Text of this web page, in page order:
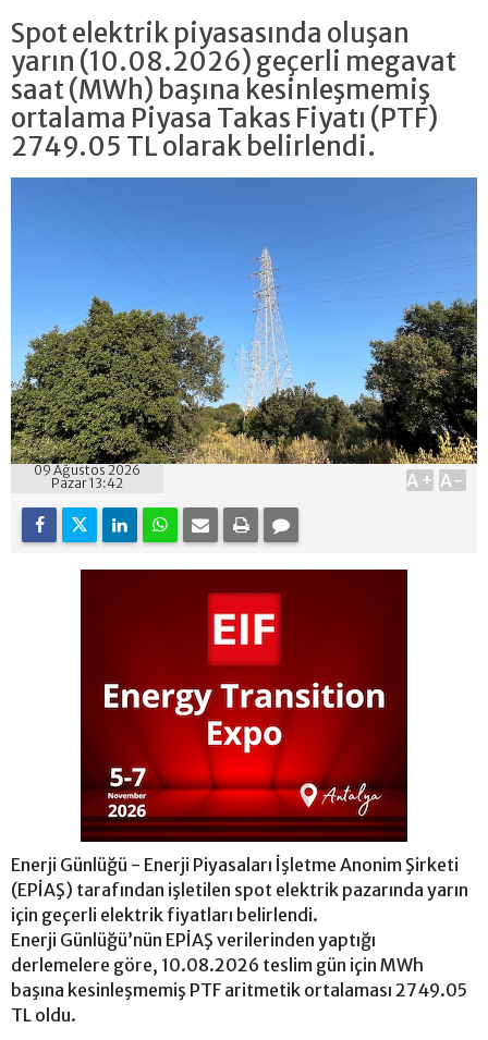
Spot elektrik piyasasında oluşan
yarın (10.08.2026) geçerli megavat
saat (MWh) başına kesinleşmemiş
ortalama Piyasa Takas Fiyatı (PTF)
2749.05 TL olarak belirlendi.
09 Ağustos 2026
Pazar 13:42
A+ A-
Enerji Günlüğü - Enerji Piyasaları İşletme Anonim Şirketi
(EPİAŞ) tarafından işletilen spot elektrik pazarında yarın
için geçerli elektrik fiyatları belirlendi.
Enerji Günlüğü’nün EPİAŞ verilerinden yaptığı
derlemelere göre, 10.08.2026 teslim gün için MWh
başına kesinleşmemiş PTF aritmetik ortalaması 2749.05
TL oldu.